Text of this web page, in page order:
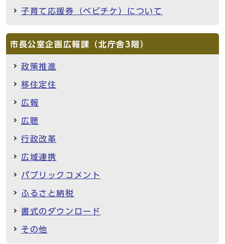
子育て応援券（ベビチケ）について
市長公室企画広報課（北庁舎3階）
政策推進
移住定住
広報
広聴
行政改革
広域連携
パブリックコメント
ふるさと納税
書式のダウンロード
その他